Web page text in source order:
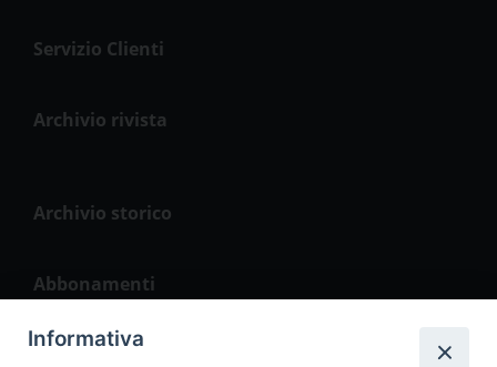
Servizio Clienti
Archivio rivista
Archivio storico
Abbonamenti
Informativa